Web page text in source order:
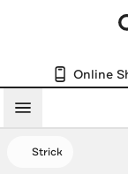
Online
Menü
Strick